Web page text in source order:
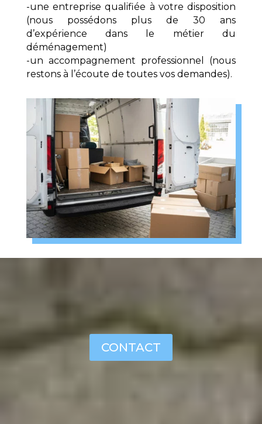
-une entreprise qualifiée à votre disposition
(nous possédons plus de 30 ans
d’expérience dans le métier du
déménagement)
-un accompagnement professionnel (nous
restons à l’écoute de toutes vos demandes).
CONTACT